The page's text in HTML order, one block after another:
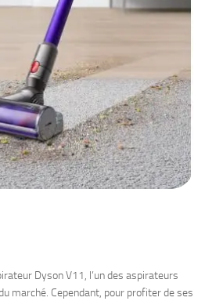
Dyson V11, l’un des aspirateurs
marché. Cependant, pour profiter de ses